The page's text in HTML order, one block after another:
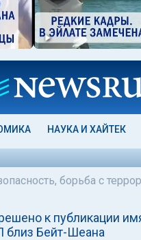
НАУКА И ХАЙТЕК
борьба с
к публикации
близ Бейт-Шеана